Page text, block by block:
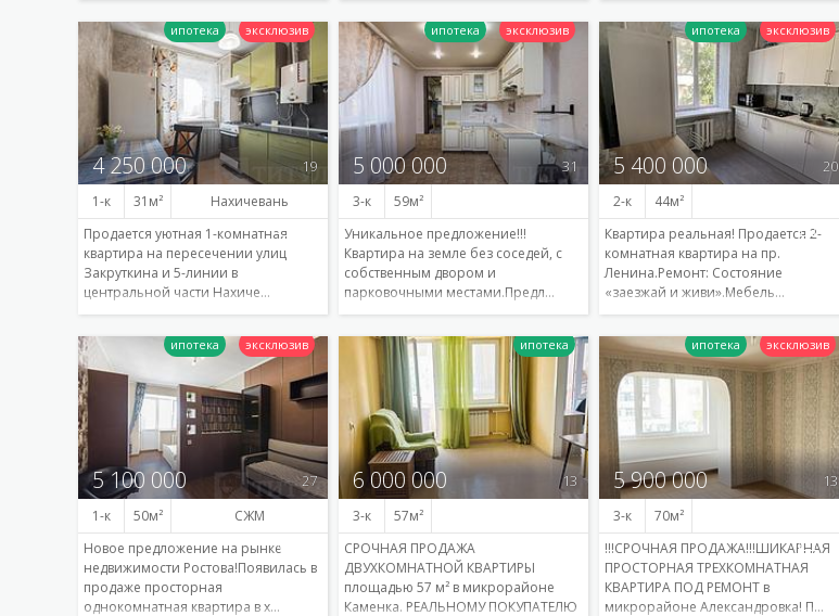
Подробнее Подробнее Подробнее
4 250 000 19
1-к 31
Нахичевань
Продается уютная 1-комнатная
квартира на пересечении улиц
Закруткина и 5-линии в
центральной части Нахиче…
Подробнее
5 000 000 31
3-к
59
Уникальное предложение!!!
Квартира на земле без соседей, с
собственным двором и
парковочными местами.Предл…
Подробнее
5 400 000 20
2-к
44
Квартира реальная! Продается 2-
комнатная квартира на пр.
Ленина.Ремонт: Состояние
«заезжай и живи».Мебель…
Подробнее
5 100 000 27
1-к 50
СЖМ
Новое предложение на рынке
недвижимости Ростова!Появилась в
продаже просторная
однокомнатная квартира в х…
6 000 000 13
3-к
57
СРОЧНАЯ ПРОДАЖА
ДВУХКОМНАТНОЙ КВАРТИРЫ
площадью 57 м² в микрорайоне
Каменка. РЕАЛЬНОМУ ПОКУПАТЕЛЮ
5 900 000 13
3-к
70
!!!СРОЧНАЯ ПРОДАЖА!!!ШИКАРНАЯ
ПРОСТОРНАЯ ТРЕХКОМНАТНАЯ
КВАРТИРА ПОД РЕМОНТ в
микрорайоне Александровка! П…